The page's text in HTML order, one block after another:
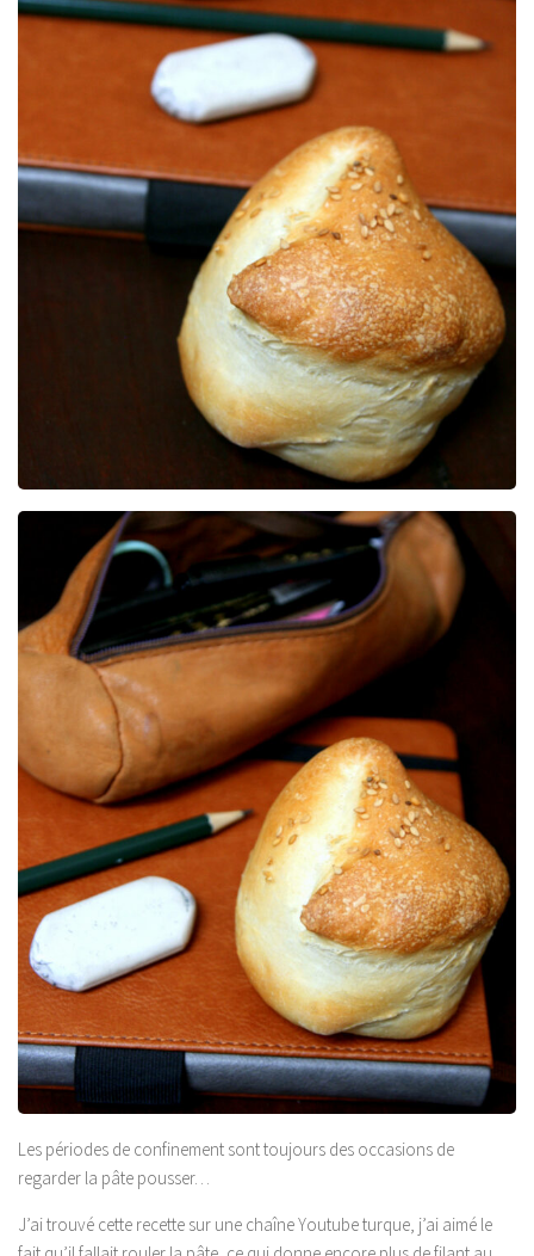
Les périodes de confinement sont toujours des occasions de
regarder la pâte pousser…
J’ai trouvé cette recette sur une chaîne Youtube turque, j’ai aimé le